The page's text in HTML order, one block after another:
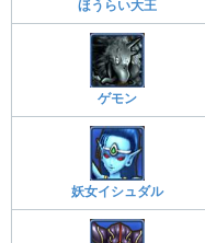
ほうらい大王
ゲモン
妖女イシュダル